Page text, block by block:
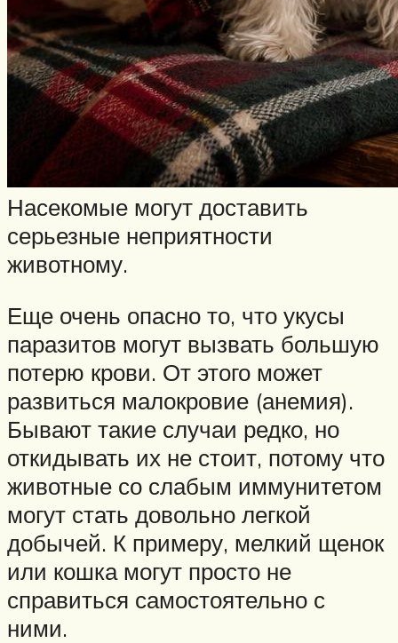
Насекомые могут доставить
серьезные неприятности
животному.
Еще очень опасно то, что укусы
паразитов могут вызвать большую
потерю крови. От этого может
развиться малокровие (анемия).
Бывают такие случаи редко, но
откидывать их не стоит, потому что
животные со слабым иммунитетом
могут стать довольно легкой
добычей. К примеру, мелкий щенок
или кошка могут просто не
справиться самостоятельно с
ними.